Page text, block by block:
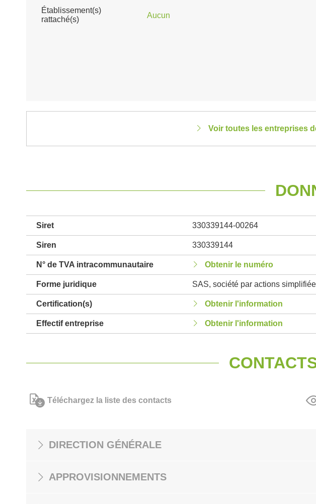
Établissement(s)
rattaché(s)
Aucun
Voir toutes les entreprises
Siret 330339144-00264
Siren 330339144
N° de TVA intracommunautaire Obtenir le numéro
Forme juridique SAS, société par actions simplifiée
Certification(s) Obtenir l'information
Effectif entreprise Obtenir l'information
Téléchargez la liste des contacts
DIRECTION GÉNÉRALE
APPROVISIONNEMENTS